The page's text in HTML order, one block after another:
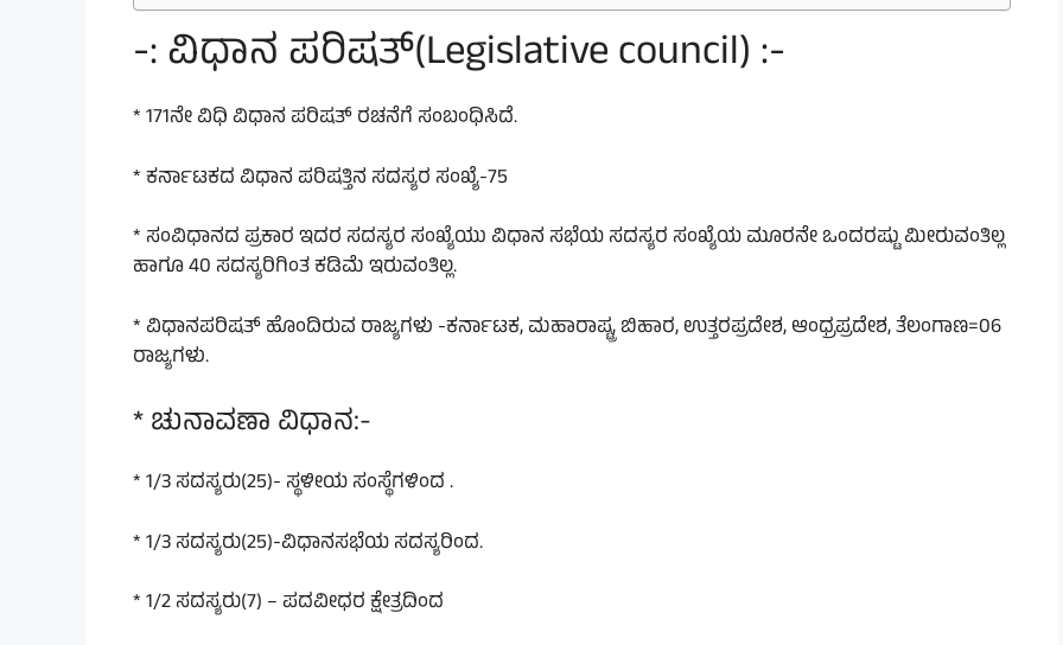
-: ವಿಧಾನ ಪರಿಷತ್(Legislative council) :-
* 171ನೇ ವಿಧಿ ವಿಧಾನ ಪರಿಷತ್ ರಚನೆಗೆ ಸಂಬಂಧಿಸಿದೆ.
* ಕರ್ನಾಟಕದ ವಿಧಾನ ಪರಿಷತ್ತಿನ ಸದಸ್ಯರ ಸಂಖ್ಯೆ-75
* ಸಂವಿಧಾನದ ಪ್ರಕಾರ ಇದರ ಸದಸ್ಯರ ಸಂಖ್ಯೆಯು ವಿಧಾನ ಸಭೆಯ ಸದಸ್ಯರ ಸಂಖ್ಯೆಯ ಮೂರನೇ ಒಂದರಷ್ಟು ಮೀರುವಂತಿಲ್ಲ
ಹಾಗೂ 40 ಸದಸ್ಯರಿಗಿಂತ ಕಡಿಮೆ ಇರುವಂತಿಲ್ಲ.
* ವಿಧಾನಪರಿಷತ್ ಹೊಂದಿರುವ ರಾಜ್ಯಗಳು -ಕರ್ನಾಟಕ, ಮಹಾರಾಷ್ಟ್ರ, ಬಿಹಾರ, ಉತ್ತರಪ್ರದೇಶ, ಆಂಧ್ರಪ್ರದೇಶ, ತೆಲಂಗಾಣ=06
ರಾಜ್ಯಗಳು.
* ಚುನಾವಣಾ ವಿಧಾನ:-
* 1/3 ಸದಸ್ಯರು(25)- ಸ್ಥಳೀಯ ಸಂಸ್ಥೆಗಳಿಂದ .
* 1/3 ಸದಸ್ಯರು(25)-ವಿಧಾನಸಭೆಯ ಸದಸ್ಯರಿಂದ.
* 1/2 ಸದಸ್ಯರು(7) – ಪದವೀಧರ ಕ್ಷೇತ್ರದಿಂದ